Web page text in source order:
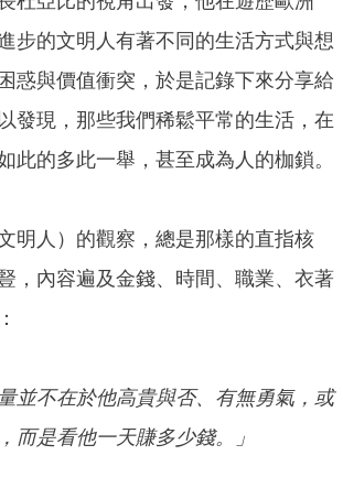
步的文明人有著不同的生活方式與想
惑與價值衝突，於是記錄下來分享給
發現，那些我們稀鬆平常的生活，在
此的多此一舉，甚至成為人的枷鎖。
明人）的觀察，總是那樣的直指核
，內容遍及金錢、時間、職業、衣著
並不在於他高貴與否、有無勇氣，或
而是看他一天賺多少錢。」